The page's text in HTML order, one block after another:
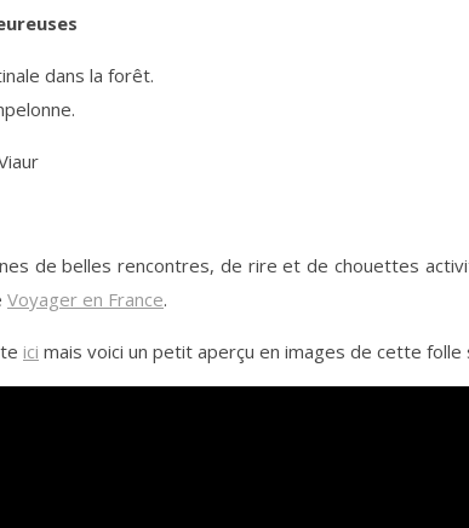
dans la forêt.
de belles rencontres, de rire et de chouettes
Voyager en France.
ici mais voici un petit aperçu en images de cette folle